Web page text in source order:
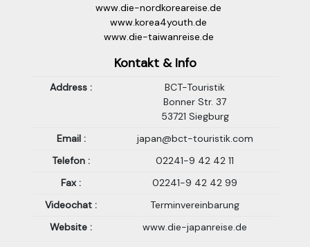
www.die-nordkoreareise.de
www.korea4youth.de
www.die-taiwanreise.de
Kontakt & Info
Address :
BCT-Touristik
Bonner Str. 37
53721 Siegburg
Email :
japan@bct-touristik.com
Telefon :
02241-9 42 42 11
Fax :
02241-9 42 42 99
Videochat :
Terminvereinbarung
Website :
www.die-japanreise.de